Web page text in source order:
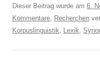
Dieser Beitrag wurde am 6.
Kommentare
Recherchen
Korpuslinguistik
Lexik